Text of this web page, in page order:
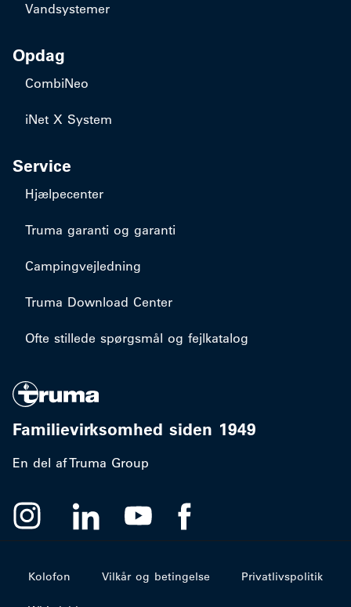
Vandsystemer
Opdag
CombiNeo
iNet X System
Service
Hjælpecenter
Truma garanti og garanti
Campingvejledning
Truma Download Center
Ofte stillede spørgsmål og fejlkatalog
Familievirksomhed siden 1949
En del af Truma Group
Kolofon Vilkår og betingelse Privatlivspolitik